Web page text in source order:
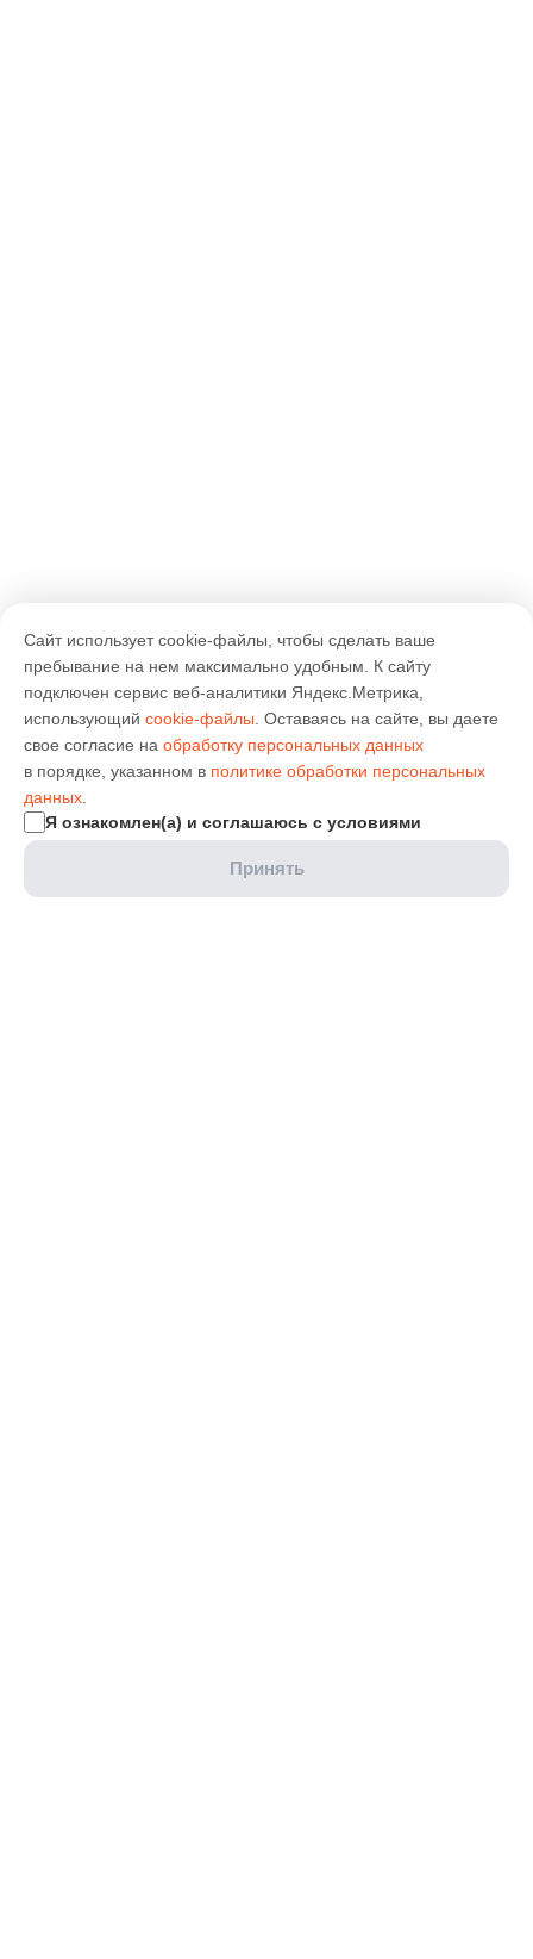
Сайт использует cookie-файлы, чтобы сделать ваше
пребывание на нем максимально удобным. К cайту
подключен сервис веб-аналитики Яндекс.Метрика,
использующий cookie-файлы . Оставаясь на сайте, вы даете
свое согласие на обработку персональных данных
в порядке, указанном в политике обработки персональных
данных
Я ознакомлен(а) и соглашаюсь с условиями
Принять